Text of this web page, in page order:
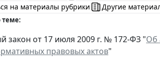
на материалы рубрики
Другие
закон от 17 июля 2009 г. № 172-ФЗ "Об
правовых актов"